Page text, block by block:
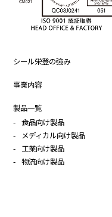
シール栄登の強み
事業内容
製品一覧
食品向け製品
メディカル向け製品
工業向け製品
物流向け製品